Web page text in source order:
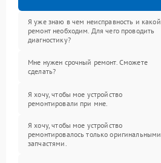
Я уже знаю в чем неисправность и какой
ремонт необходим. Для чего проводить
диагностику?
Мне нужен срочный ремонт. Сможете
сделать?
Я хочу, чтобы мое устройство
ремонтировали при мне.
Я хочу, чтобы мое устройство
ремонтировалось только оригинальными
запчастями.